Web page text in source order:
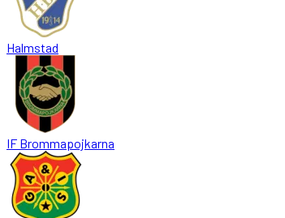
Halmstad
IF Brommapojkarna